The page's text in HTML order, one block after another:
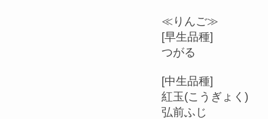
≪りんご≫
[早生品種]
つがる
[中生品種]
紅玉(こうぎょく)
弘前ふじ